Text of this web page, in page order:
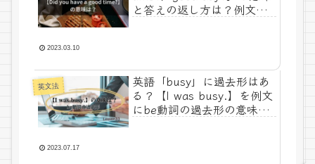
と答えの返し方は？例文で
2023.03.10
英文法
英語「busy」に過去形はあ
る？【I was busy.】を例文
にbe動詞の過去形の意味と
2023.07.17